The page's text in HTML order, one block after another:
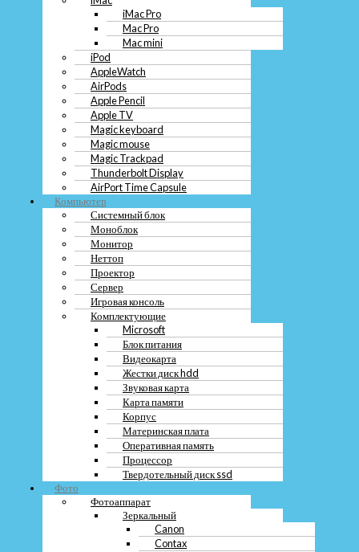
iMac Pro
Mac Pro
Mac mini
iPod
AppleWatch
AirPods
Apple Pencil
Apple TV
Magic keyboard
Magic mouse
Magic Trackpad
Thunderbolt Display
AirPort Time Capsule
Компьютер
Системный блок
Моноблок
Монитор
Неттоп
Проектор
Сервер
Игровая консоль
Комплектующие
Microsoft
Блок питания
Видеокарта
Жестки диск hdd
Звуковая карта
Карта памяти
Корпус
Материнская плата
Оперативная память
Процессор
Твердотельный диск ssd
Фото
Фотоаппарат
Зеркальный
Canon
Contax
Apple TV
Magic keyboard
Magic mouse
Magic Trackpad
Thunderbolt Display
AirPort Time Capsule
Компьютер
Системный блок
Моноблок
Проектор
Сервер
Комплектующие
Жестки диск hdd
Звуковая карта
Карта памяти
Корпус
Материнская плата
Оперативная память
Процессор
Твердотельный диск ssd
Фото
Фотоаппарат
Зеркальный
Canon
Pentax